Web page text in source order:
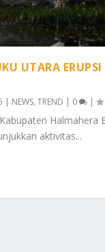
UTARA ERUPSI
| NEWS,TREND | 0 |
Halmahera
aktivitas...